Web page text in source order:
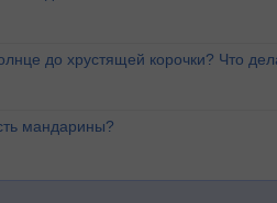
до хрустящей корочки? Что
мандарины?